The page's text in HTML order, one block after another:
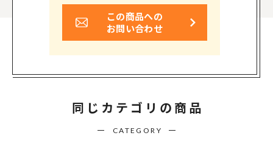
この商品への
お問い合わせ
同じカテゴリの商品
CATEGORY